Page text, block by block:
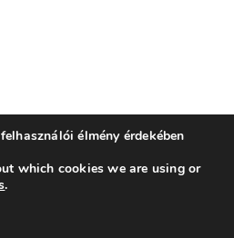
Növényvédő Mérnöki és Növényorvosi
• All Rights Reserved • Minden
élmény érdekében
which cookies we are using or
.